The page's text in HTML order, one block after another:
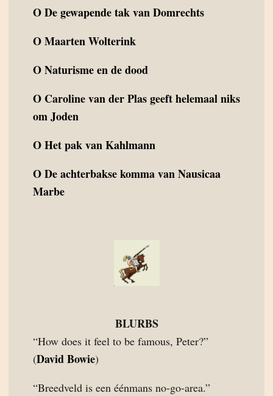
ODe gewapende tak van Domrechts
OMaarten Wolterink
ONaturisme en de dood
O Caroline van der Plas geeft helemaal niks
om Joden
OHet pak van Kahlmann
ODe achterbakse komma van Nausicaa
Marbe
BLURBS
“How does it feel to be famous, Peter?”
(David Bowie)
“Breedveld is een éénmans no-go-area.”